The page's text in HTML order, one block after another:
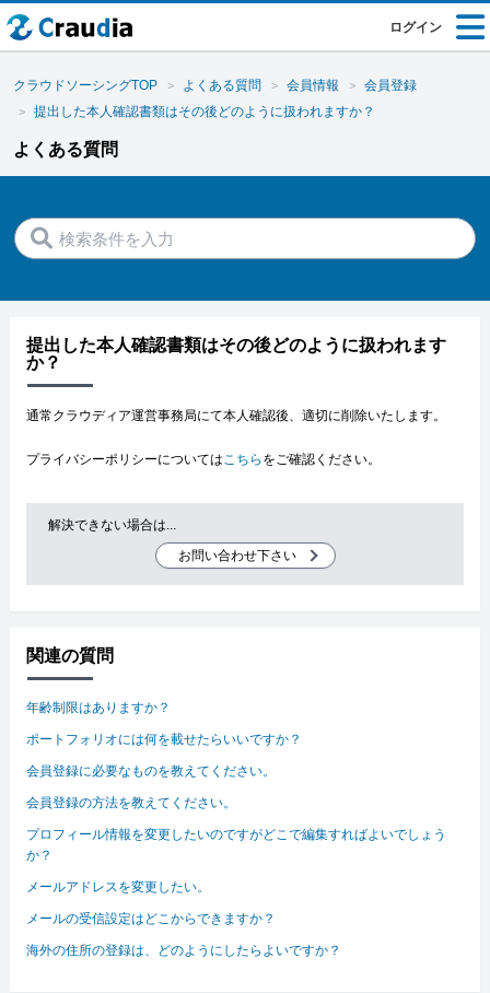
ログイン
クラウドソーシングTOP よくある質問 会員情報
会員登録
提出した本人確認書類はその後どのように扱われますか？
よくある質問
提出した本人確認書類はその後どのように扱われます
か？
通常クラウディア運営事務局にて本人確認後、適切に削除いたします。
プライバシーポリシーについてはこちら をご確認ください。
解決できない場合は...
お問い合わせ下さい
関連の質問
年齢制限はありますか？
ポートフォリオには何を載せたらいいですか？
会員登録に必要なものを教えてください。
会員登録の方法を教えてください。
プロフィール情報を変更したいのですがどこで編集すればよいでしょう
か？
メールアドレスを変更したい。
メールの受信設定はどこからできますか？
海外の住所の登録は、どのようにしたらよいですか？